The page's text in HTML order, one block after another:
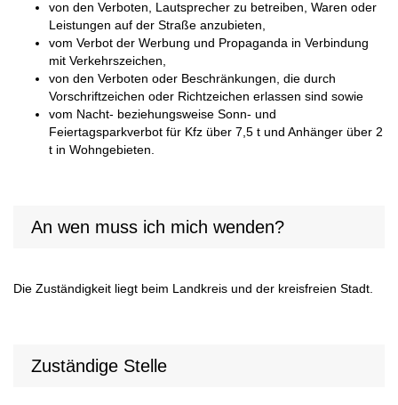
von den Verboten, Lautsprecher zu betreiben, Waren oder
Leistungen auf der Straße anzubieten,
vom Verbot der Werbung und Propaganda in Verbindung
mit Verkehrszeichen,
von den Verboten oder Beschränkungen, die durch
Vorschriftzeichen oder Richtzeichen erlassen sind sowie
vom Nacht- beziehungsweise Sonn- und
Feiertagsparkverbot für Kfz über 7,5 t und Anhänger über 2
t in Wohngebieten.
An wen muss ich mich wenden?
Die Zuständigkeit liegt beim Landkreis und der kreisfreien Stadt.
Zuständige Stelle